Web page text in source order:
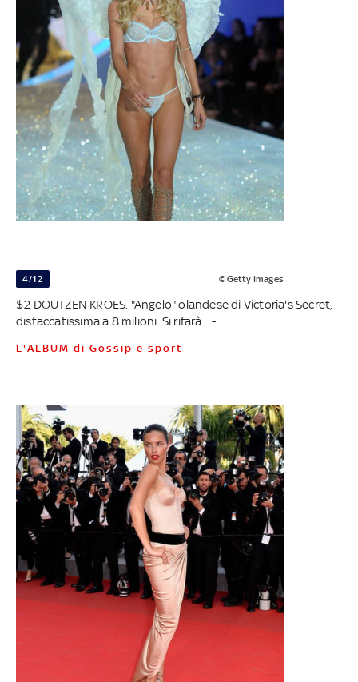
4/12 ©Getty Images
$2 DOUTZEN KROES. "Angelo" olandese di Victoria's Secret,
distaccatissima a 8 milioni. Si rifarà... -
L'ALBUM di Gossip e sport